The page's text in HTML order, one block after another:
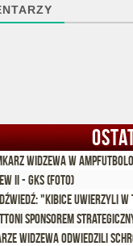
Widzewa w
II - GKS (foto)
"Kibice uwierzyli
sponsorem
Widzewa odwiedzili